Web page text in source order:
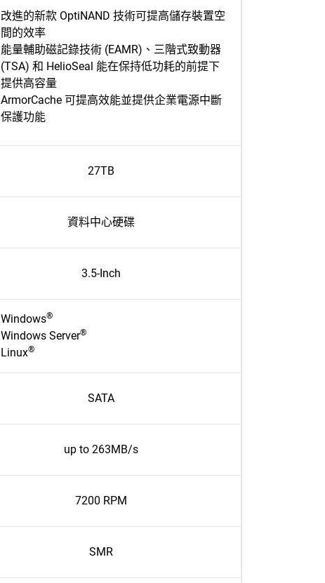
改進的新款 OptiNAND 技術可提高儲存裝置空
間的效率
能量輔助磁記錄技術 (EAMR)、三階式致動器
(TSA) 和 HelioSeal 能在保持低功耗的前提下
提供高容量
ArmorCache 可提高效能並提供企業電源中斷
保護功能
27TB
資料中心硬碟
3.5-Inch
Windows®
Windows Server®
Linux®
SATA
up to 263MB/s
7200 RPM
SMR